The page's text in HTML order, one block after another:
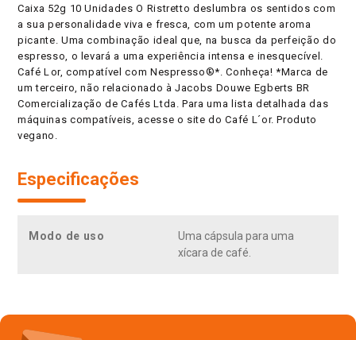
Caixa 52g 10 Unidades O Ristretto deslumbra os sentidos com
a sua personalidade viva e fresca, com um potente aroma
picante. Uma combinação ideal que, na busca da perfeição do
espresso, o levará a uma experiência intensa e inesquecível.
Café Lor, compatível com Nespresso®*. Conheça! *Marca de
um terceiro, não relacionado à Jacobs Douwe Egberts BR
Comercialização de Cafés Ltda. Para uma lista detalhada das
máquinas compatíveis, acesse o site do Café L´or. Produto
vegano.
Especificações
Modo de uso
Uma cápsula para uma
xícara de café.